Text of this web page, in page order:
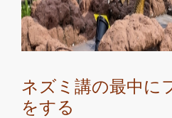
ネズミ講の最中に
をする